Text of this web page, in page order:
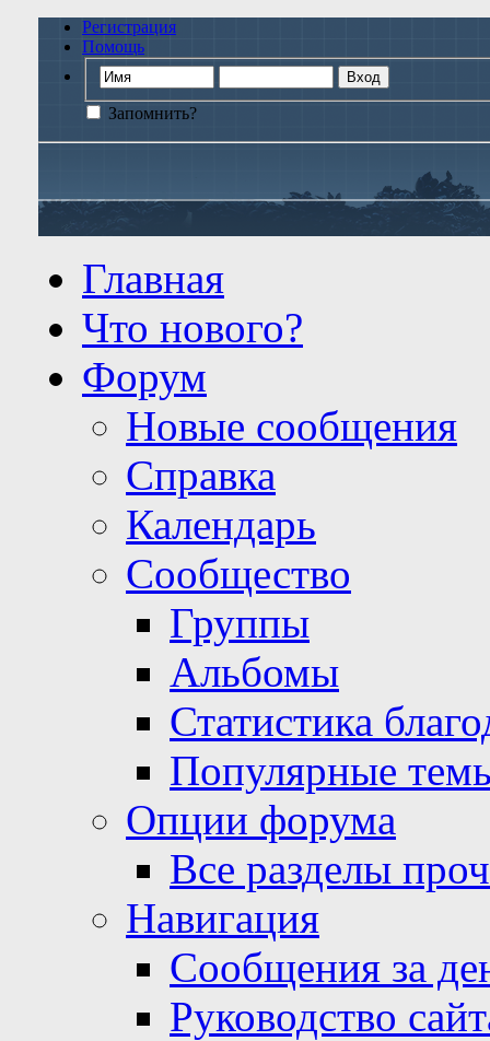
Регистрация
Помощь
Запомнить?
Главная
Что нового?
Форум
Новые сообщения
Справка
Календарь
Сообщество
Группы
Альбомы
Статистика
Популярные
Опции форума
Все разделы
Навигация
Сообщения за
Руководство